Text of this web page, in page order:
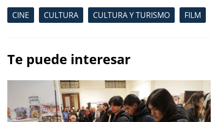
CINE CULTURA CULTURA Y TURISMO FILM
Te puede interesar